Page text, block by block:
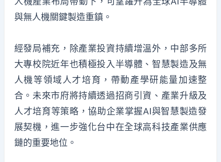
與無人機關鍵製造重鎮。
經發局補充，除產業投資持續增溫外，中部多所
大專校院近年也積極投入半導體、智慧製造及無
人機等領域人才培育，帶動產學研能量加速整
合。未來市府將持續透過招商引資、產業升級及
人才培育等策略，協助企業掌握AI與智慧製造發
展契機，進一步強化台中在全球高科技產業供應
鏈的重要地位。